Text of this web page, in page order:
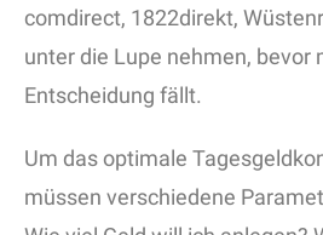
comdirect, 1822direkt,
unter die Lupe nehmen, bevor
Entscheidung fällt.
Um das optimale
müssen verschiedene